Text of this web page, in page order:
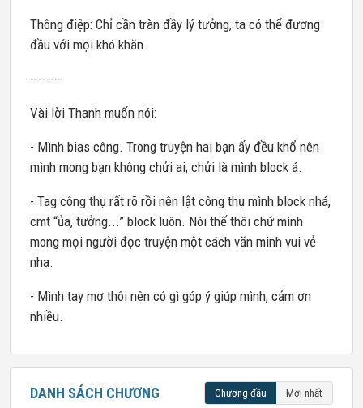
Thông điệp: Chỉ cần tràn đầy lý tưởng, ta có thể đương
đầu với mọi khó khăn.
--------
Vài lời Thanh muốn nói:
- Mình bias công. Trong truyện hai bạn ấy đều khổ nên
mình mong bạn không chửi ai, chửi là mình block á.
- Tag công thụ rất rõ rồi nên lật công thụ mình block nhá,
cmt “ủa, tưởng...” block luôn. Nói thế thôi chứ mình
mong mọi người đọc truyện một cách văn minh vui vẻ
nha.
- Mình tay mơ thôi nên có gì góp ý giúp mình, cảm ơn
nhiều.
DANH SÁCH CHƯƠNG Chương đầu Mới nhất